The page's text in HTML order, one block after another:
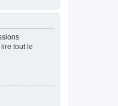
tout le